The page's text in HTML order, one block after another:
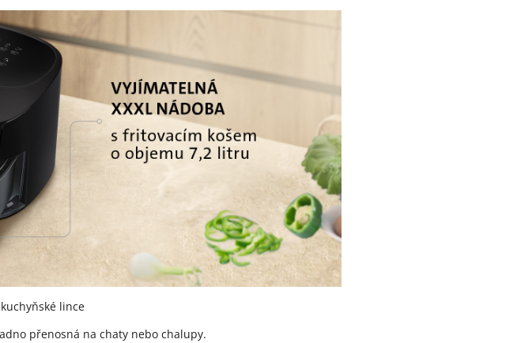
lince
přenosná na chaty nebo chalupy.